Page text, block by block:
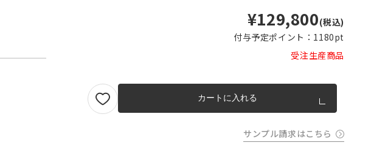
¥129,800(税込)
付与予定ポイント： 1180pt
受注生産商品
カートに入れる
サンプル請求はこちら